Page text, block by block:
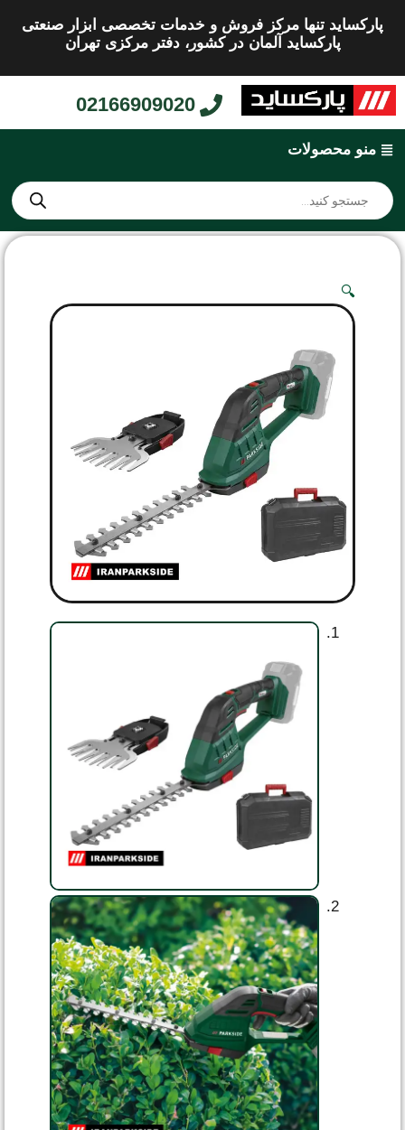
پارکساید تنها مرکز فروش و خدمات تخصصی ابزار صنعتی
پارکساید آلمان در کشور، دفتر مرکزی تهران
02166909020
منو محصولات
🔍